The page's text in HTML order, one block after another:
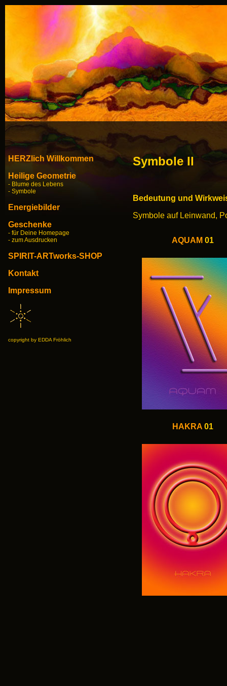
HERZlich Willkommen
Heilige Geometrie
- Blume des Lebens
- Symbole
Energiebilder
Geschenke
- für Deine Homepage
- zum Ausdrucken
SPIRIT-ARTworks-SHOP
Kontakt
Impressum
copyright by EDDA Fröhlich
Symbole II
Bedeutung und
Symbole auf Leinwand,
AQUAM 01
HAKRA01